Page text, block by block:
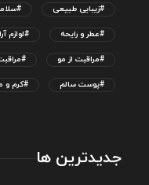
#زیبایی طبیعی
#عطر و رایحه #لوازم
#مراقبت از مو
#پوست سالم #کرم و
جدیدترین ها